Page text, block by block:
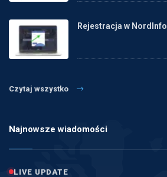
Rejestracja w NordInfo
Czytaj wszystko
Najnowsze wiadomości
LIVE UPDATE